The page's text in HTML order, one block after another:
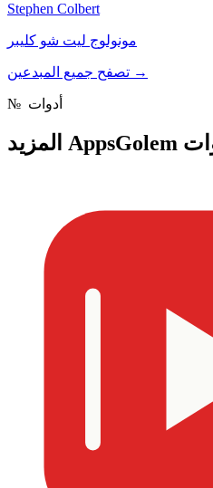
Stephen Colbert
مونولوج ليت شو كليبر
→
№ أدوات